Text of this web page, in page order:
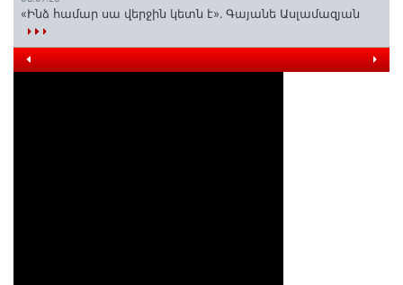
«Ինձ համար սա վերջին կետն է»․ Գայանե Ասլամազյան